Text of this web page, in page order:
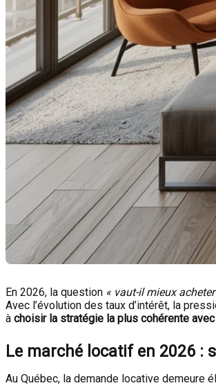
En 2026, la question « vaut-il mieux
Avec l’évolution des taux d’intérêt, la
à choisir la stratégie la plus cohérente
Le marché locatif en 2026 :
Au Québec, la demande locative